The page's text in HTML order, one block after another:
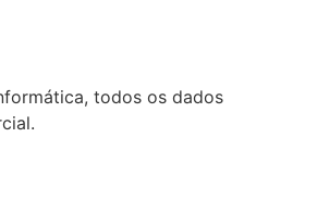
todos os dados